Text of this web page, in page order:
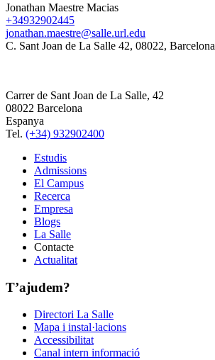
Jonathan Maestre Macias
+34932902445
jonathan.maestre@salle.url.edu
C. Sant Joan de La Salle 42, 08022, Barcelona
Carrer de Sant Joan de La Salle, 42
08022 Barcelona
Espanya
Tel. (+34) 932902400
Estudis
Admissions
El Campus
Recerca
Empresa
Blogs
La Salle
Contacte
Actualitat
T’ajudem?
Directori La Salle
Mapa i instal·lacions
Accessibilitat
Canal intern informació